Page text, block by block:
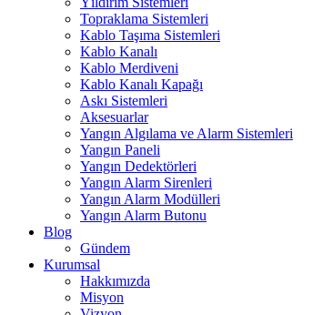
Topraklama Sistemleri
Kablo Taşıma Sistemleri
Kablo Kanalı
Kablo Merdiveni
Kablo Kanalı Kapağı
Askı Sistemleri
Aksesuarlar
Yangın Algılama ve Alarm Sistemleri
Yangın Paneli
Yangın Dedektörleri
Yangın Alarm Sirenleri
Yangın Alarm Modülleri
Yangın Alarm Butonu
Blog
Gündem
Kurumsal
Hakkımızda
Misyon